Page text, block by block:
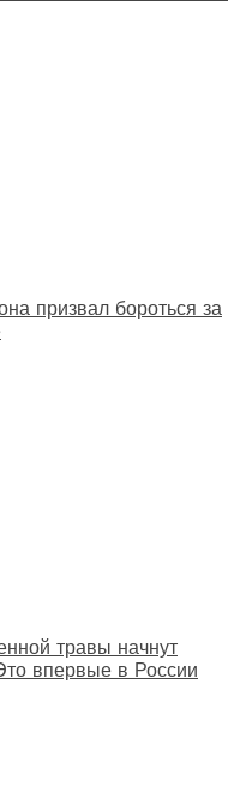
призвал бороться за
травы начнут
впервые в России